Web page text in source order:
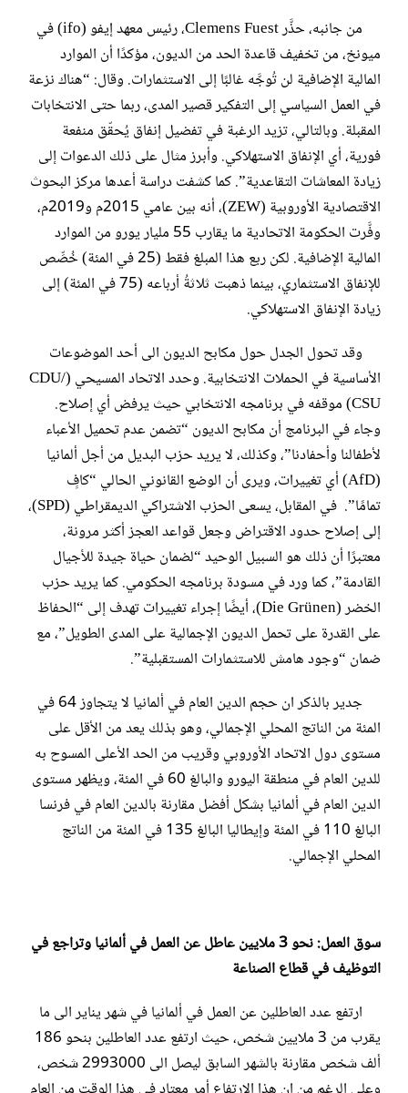
من جانبه، حذَّر Clemens Fuest، رئيس معهد إيفو (ifo) في
ميونخ، من تخفيف قاعدة الحد من الديون، مؤكدًا أن الموارد
المالية الإضافية لن تُوجَّه غالبًا إلى الاستثمارات. وقال: “هناك نزعة
في العمل السياسي إلى التفكير قصير المدى، ربما حتى الانتخابات
المقبلة. وبالتالي، تزيد الرغبة في تفضيل إنفاق يُحقّق منفعة
فورية، أي الإنفاق الاستهلاكي. وأبرز مثال على ذلك الدعوات إلى
زيادة المعاشات التقاعدية”. كما كشفت دراسة أعدها مركز البحوث
الاقتصادية الأوروبية (ZEW)، أنه بين عامي 2015م و2019م،
وفَّرت الحكومة الاتحادية ما يقارب 55 مليار يورو من الموارد
المالية الإضافية. لكن ربع هذا المبلغ فقط (25 في المئة) خُصِّص
للإنفاق الاستثماري، بينما ذهبت ثلاثةُ أرباعه (75 في المئة) إلى
زيادة الإنفاق الاستهلاكي.
وقد تحول الجدل حول مكابح الديون الى أحد الموضوعات
الأساسية في الحملات الانتخابية. وحدد الاتحاد المسيحي (CDU/
CSU) موقفه في برنامجه الانتخابي حيث يرفض أي إصلاح.
وجاء في البرنامج أن مكابح الديون “تضمن عدم تحميل الأعباء
لأطفالنا وأحفادنا”، وكذلك، لا يريد حزب البديل من أجل ألمانيا
(AfD) أي تغييرات، ويرى أن الوضع القانوني الحالي “كافٍ
تمامًا”. في المقابل، يسعى الحزب الاشتراكي الديمقراطي (SPD)،
إلى إصلاح حدود الاقتراض وجعل قواعد العجز أكثر مرونة،
معتبرًا أن ذلك هو السبيل الوحيد “لضمان حياة جيدة للأجيال
القادمة”، كما ورد في مسودة برنامجه الحكومي. كما يريد حزب
الخضر (Die Grünen)، أيضًا إجراء تغييرات تهدف إلى “الحفاظ
على القدرة على تحمل الديون الإجمالية على المدى الطويل”، مع
ضمان “وجود هامش للاستثمارات المستقبلية”.
جدير بالذكر ان حجم الدين العام في ألمانيا لا يتجاوز 64 في
المئة من الناتج المحلي الإجمالي، وهو بذلك يعد من الأقل على
مستوى دول الاتحاد الأوروبي وقريب من الحد الأعلى المسوح به
للدين العام في منطقة اليورو والبالغ 60 في المئة، ويظهر مستوى
الدين العام في ألمانيا بشكل أفضل مقارنة بالدين العام في فرنسا
البالغ 110 في المئة وإيطاليا البالغ 135 في المئة من الناتج
المحلي الإجمالي.
سوق العمل: نحو 3 ملايين عاطل عن العمل في ألمانيا وتراجع في
التوظيف في قطاع الصناعة
ارتفع عدد العاطلين عن العمل في ألمانيا في شهر يناير الى ما
يقرب من 3 ملايين شخص، حيث ارتفع عدد العاطلين بنحو 186
ألف شخص مقارنة بالشهر السابق ليصل الى 2993000 شخص،